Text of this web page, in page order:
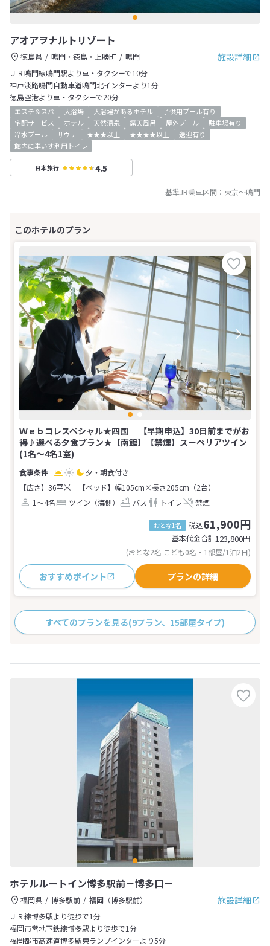
アオアヲナルトリゾート
施設詳細
徳島県 鳴門・徳島・上勝町
鳴門
ＪＲ鳴門線鳴門駅より車・タクシーで10分
神戸淡路鳴門自動車道鳴門北インターより1分
徳島空港より車・タクシーで20分
エステ＆スパ 大浴場 大浴場があるホテル
子供用プール有り
宅配サービス
ホテル 天然温泉 露天風呂 屋外プール
駐車場有り
冷水プール
サウナ ★★★以上 ★★★★以上
送迎有り
館内に車いす利用トイレ
日本旅行 4.5
基準JR乗車区間： 東京～鳴門
Ｗｅｂコレスペシャル★四国 【早期申込】30日前までがお
得♪選べる夕食プラン★【南館】【禁煙】スーペリアツイン
(1名～4名1室)
夕・朝食付き
【広さ】36平米
【ベッド】幅105cm×長さ205cm（2台）
1～4名
ツイン（海側） バス トイレ 禁煙
おとな1名 税込61,900円
基本代金合計123,800円
(おとな2名 こども0名・1部屋/1泊2日)
おすすめポイント プランの詳細
すべてのプランを見る(9プラン、15部屋タイプ)
ホテルルートイン博多駅前－博多口－
施設詳細
福岡県 博多駅前
福岡（博多駅前）
ＪＲ線博多駅より徒歩で1分
福岡市営地下鉄線博多駅より徒歩で1分
福岡都市高速道博多駅東ランプインターより5分